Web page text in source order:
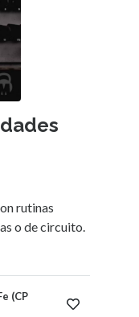
rutinas
o de circuito.
(CP